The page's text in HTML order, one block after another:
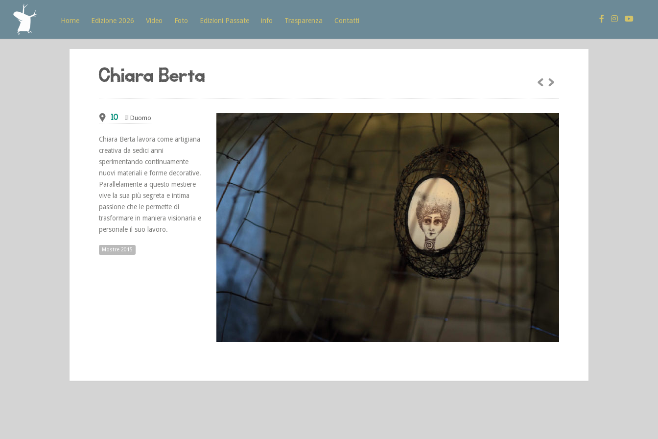
Home Edizione 2026 Video Foto Edizioni Passate info Trasparenza Contatti
Chiara Berta
10 Il Duomo
Chiara Berta lavora come artigiana
creativa da sedici anni
sperimentando continuamente
nuovi materiali e forme decorative.
Parallelamente a questo mestiere
vive la sua più segreta e intima
passione che le permette di
trasformare in maniera visionaria e
personale il suo lavoro.
Mostre 2015